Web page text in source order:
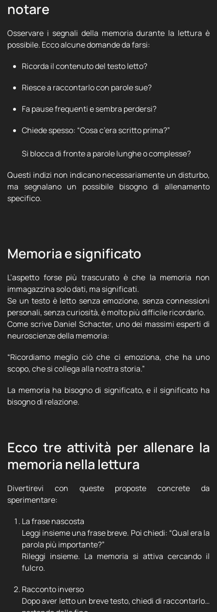
notare
Osservare i segnali della memoria durante la lettura è
possibile. Ecco alcune domande da farsi:
Ricorda il contenuto del testo letto?
Riesce a raccontarlo con parole sue?
Fa pause frequenti e sembra perdersi?
Chiede spesso: “Cosa c’era scritto prima?”
Si blocca di fronte a parole lunghe o complesse?
Questi indizi non indicano necessariamente un disturbo,
ma segnalano un possibile bisogno di allenamento
specifico.
Memoria e significato
L’aspetto forse più trascurato è che la memoria non
immagazzina solo dati, ma significati.
Se un testo è letto senza emozione, senza connessioni
personali, senza curiosità, è molto più difficile ricordarlo.
Come scrive Daniel Schacter, uno dei massimi esperti di
neuroscienze della memoria:
“Ricordiamo meglio ciò che ci emoziona, che ha uno
scopo, che si collega alla nostra storia.”
La memoria ha bisogno di significato, e il significato ha
bisogno di relazione.
Ecco tre attività per allenare la
memoria nella lettura
Divertirevi con queste proposte concrete da
sperimentare:
La frase nascosta
Leggi insieme una frase breve. Poi chiedi: “Qual era la
parola più importante?”
Rileggi insieme. La memoria si attiva cercando il
fulcro.
Racconto inverso
Dopo aver letto un breve testo, chiedi di raccontarlo…